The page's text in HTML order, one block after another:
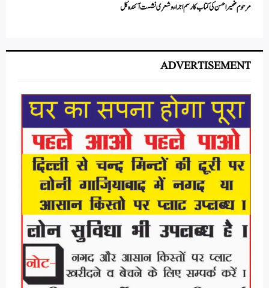
مرحوم ضمیر احسن کی کتاب کا رسم اجراء و شعری نشست آئندہ کل
ADVERTISEMENT